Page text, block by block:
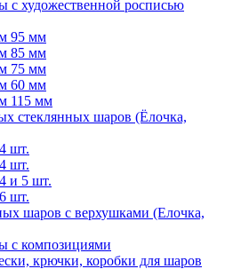
с художественной росписью
95 мм
85 мм
75 мм
60 мм
115 мм
стеклянных шаров (Ёлочка,
шт.
шт.
и 5 шт.
шт.
шаров с верхушками (Елочка,
с композициями
крючки, коробки для шаров